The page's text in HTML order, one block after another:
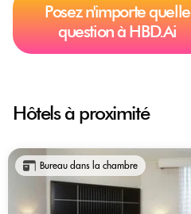
Posez n'importe quelle
question à HBD.Ai
Hôtels à proximité
Bureau dans la chambre